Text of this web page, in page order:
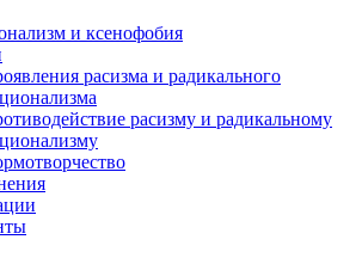
и ксенофобия
расизма и радикального
расизму и радикальному